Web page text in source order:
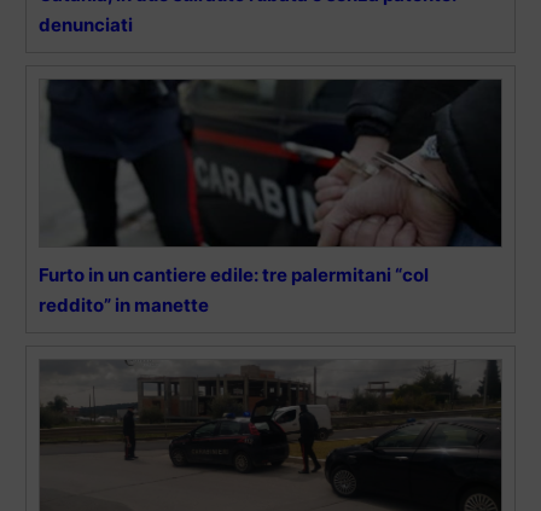
denunciati
Furto in un cantiere edile: tre palermitani “col
reddito” in manette